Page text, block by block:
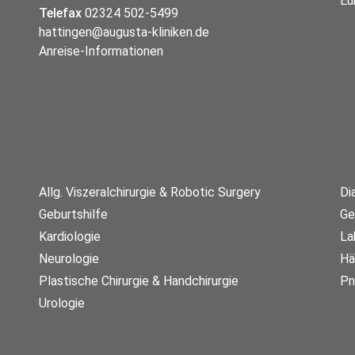
Telefax02324 502-5499
hattingen@augusta-kliniken.de
Anreise-Informationen
Allg. Viszeralchirurgie & Robotic Surgery
Geburtshilfe
Kardiologie
Neurologie
Plastische Chirurgie & Handchirurgie
Urologie